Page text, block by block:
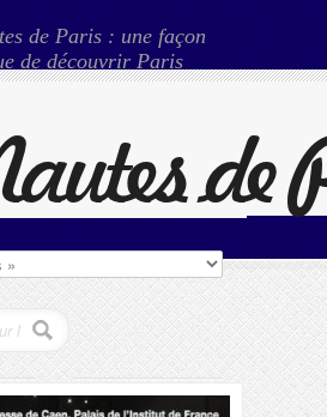
de Paris : une façon
de découvrir Paris